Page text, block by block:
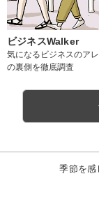
ビジネスWalker
気になるビジネスのア
の裏側を徹底調査
季節を感